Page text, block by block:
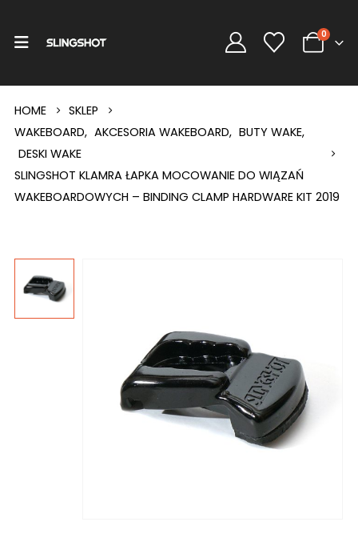
0
HOME
SKLEP
WAKEBOARD, AKCESORIA WAKEBOARD, BUTY WAKE,
DESKI WAKE
SLINGSHOT KLAMRA ŁAPKA MOCOWANIE DO WIĄZAŃ
WAKEBOARDOWYCH – BINDING CLAMP HARDWARE KIT 2019